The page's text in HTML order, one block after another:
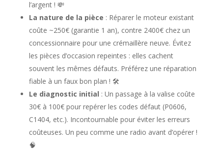
l’argent ! 💸
La nature de la pièce : Réparer le moteur existant
coûte ~250€ (garantie 1 an), contre 2400€ chez un
concessionnaire pour une crémaillère neuve. Évitez
les pièces d’occasion repeintes : elles cachent
souvent les mêmes défauts. Préférez une réparation
fiable à un faux bon plan ! 🛠️
Le diagnostic initial : Un passage à la valise coûte
30€ à 100€ pour repérer les codes défaut (P0606,
C1404, etc.). Incontournable pour éviter les erreurs
coûteuses. Un peu comme une radio avant d’opérer !
🧠